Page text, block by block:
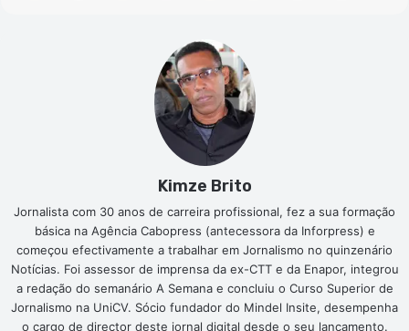
Kimze Brito
Jornalista com 30 anos de carreira profissional, fez a sua formação
básica na Agência Cabopress (antecessora da Inforpress) e
começou efectivamente a trabalhar em Jornalismo no quinzenário
Notícias. Foi assessor de imprensa da ex-CTT e da Enapor, integrou
a redação do semanário A Semana e concluiu o Curso Superior de
Jornalismo na UniCV. Sócio fundador do Mindel Insite, desempenha
o cargo de director deste jornal digital desde o seu lançamento.